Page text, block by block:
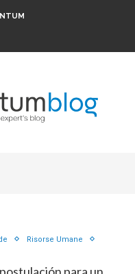
Risorse Umane